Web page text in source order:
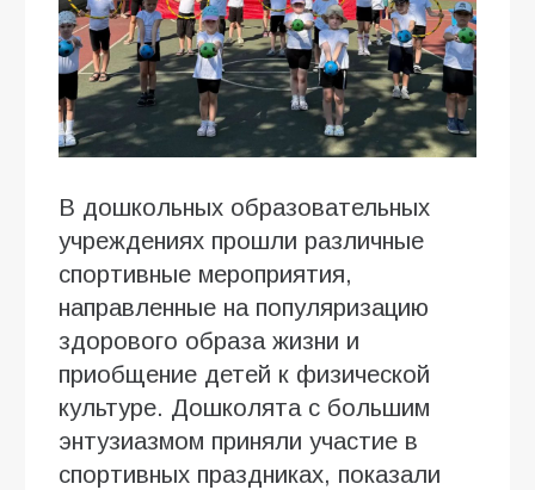
В дошкольных образовательных
учреждениях прошли различные
спортивные мероприятия,
направленные на популяризацию
здорового образа жизни и
приобщение детей к физической
культуре. Дошколята с большим
энтузиазмом приняли участие в
спортивных праздниках, показали